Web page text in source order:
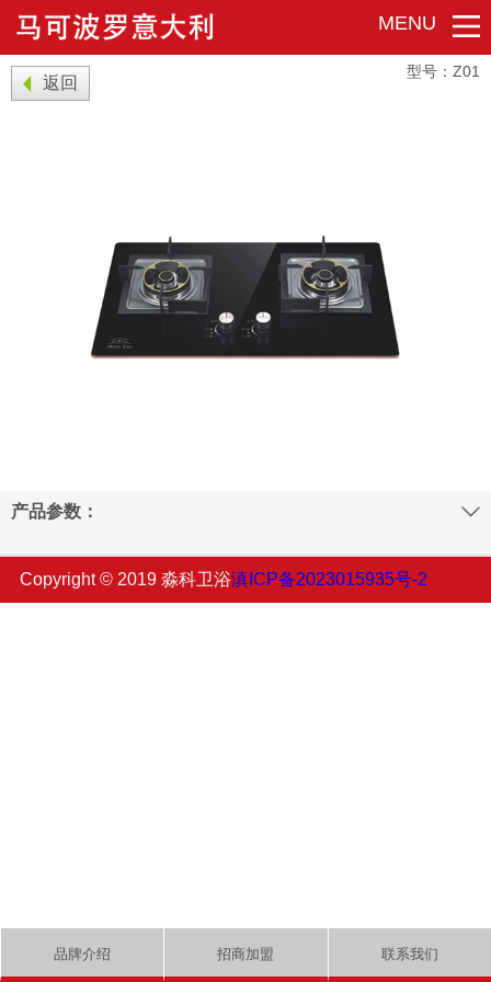
MENU
返回
型号：Z01
产品参数：
Copyright © 2019 淼科卫浴滇ICP备2023015935号-2
品牌介绍 招商加盟 联系我们